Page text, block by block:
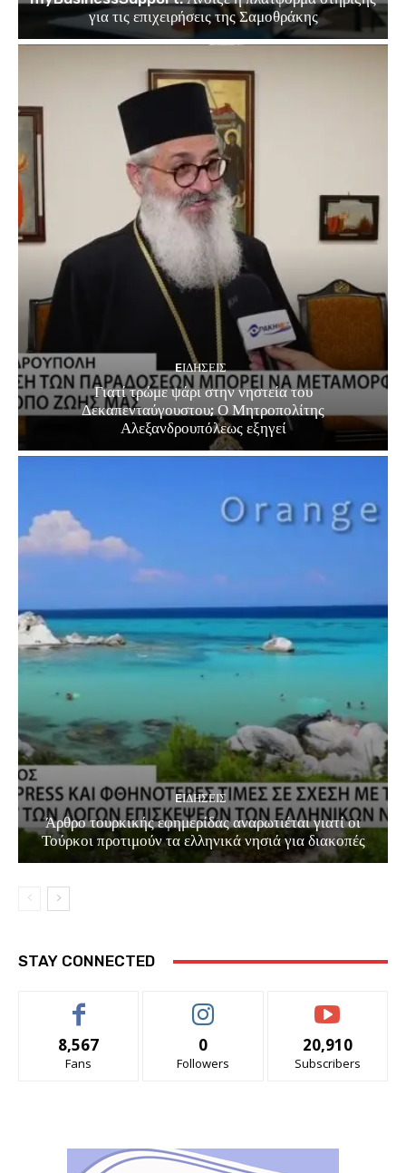
για τις επιχειρήσεις της Σαμοθράκης
EΙΔΗΣΕΙΣ
Γιατί τρώμε ψάρι στην νηστεία του
Δεκαπενταύγουστου; Ο Μητροπολίτης
Αλεξανδρουπόλεως εξηγεί
EΙΔΗΣΕΙΣ
Άρθρο τουρκικής εφημερίδας αναρωτιέται γιατί οι
Τούρκοι προτιμούν τα ελληνικά νησιά για διακοπές
STAY CONNECTED
8,567
Fans
0
Followers
20,910
Subscribers